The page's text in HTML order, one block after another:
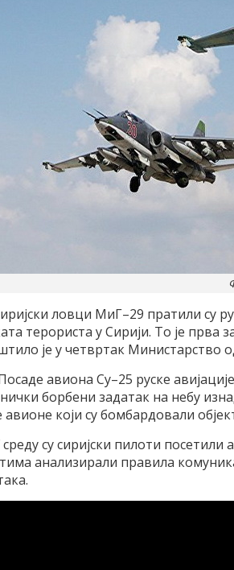
ловци МиГ–29 пратили су
терориста у Сирији. То је прва
је у четвртак Министарство
авиона Су–25 руске
борбени задатак на небу
авионе који су бомбардовали
су сиријски пилоти посетили
анализирали правила